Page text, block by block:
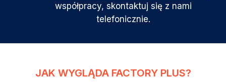
współpracy, skontaktuj się z nami
telefonicznie.
JAK WYGLĄDA FACTORY PLUS?